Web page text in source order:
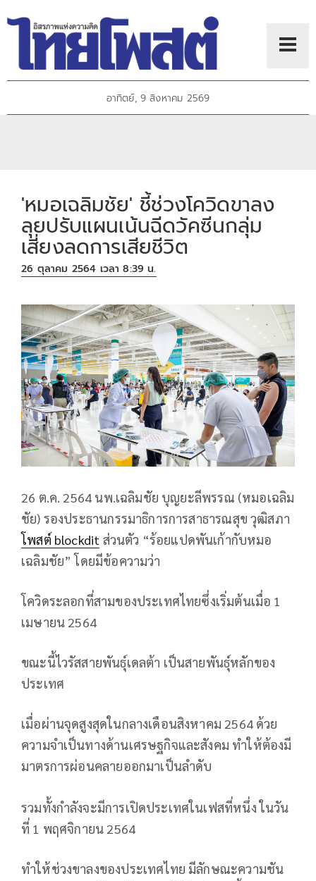
อาทิตย์, 9 สิงหาคม 2569
'หมอเฉลิมชัย' ชี้ช่วงโควิดขาลง
ลุยปรับแผนเน้นฉีดวัคซีนกลุ่ม
เสี่ยงลดการเสียชีวิต
26 ตุลาคม 2564 เวลา 8:39 น.
26 ต.ค. 2564 นพ.เฉลิมชัย บุญยะลีพรรณ (หมอเฉลิม
ชัย) รองประธานกรรมาธิการการสาธารณสุข วุฒิสภา
โพสต์ blockdit ส่วนตัว “ร้อยแปดพันเก้ากับหมอ
เฉลิมชัย” โดยมีข้อความว่า
โควิดระลอกที่สามของประเทศไทยซึ่งเริ่มต้นเมื่อ 1
เมษายน 2564
ขณะนี้ไวรัสสายพันธุ์เดลต้า เป็นสายพันธุ์หลักของ
ประเทศ
เมื่อผ่านจุดสูงสุดในกลางเดือนสิงหาคม 2564 ด้วย
ความจำเป็นทางด้านเศรษฐกิจและสังคม ทำให้ต้องมี
มาตรการผ่อนคลายออกมาเป็นลำดับ
รวมทั้งกำลังจะมีการเปิดประเทศในเฟสที่หนึ่ง ในวัน
ที่ 1 พฤศจิกายน 2564
ทำให้ช่วงขาลงของประเทศไทย มีลักษณะความชัน